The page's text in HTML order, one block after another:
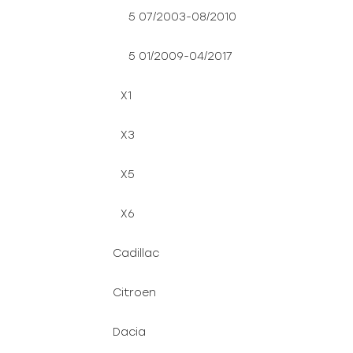
5 07/2003-08/2010
5 01/2009-04/2017
X1
X3
X5
X6
Cadillac
Citroen
Dacia